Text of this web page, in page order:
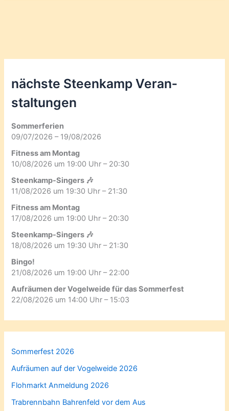
nächste Steenkamp Veran­
staltungen
Sommerferien
09/07/2026 – 19/08/2026
Fitness am Montag
10/08/2026 um 19:00 Uhr – 20:30
Steenkamp-Singers 🎶
11/08/2026 um 19:30 Uhr – 21:30
Fitness am Montag
17/08/2026 um 19:00 Uhr – 20:30
Steenkamp-Singers 🎶
18/08/2026 um 19:30 Uhr – 21:30
Bingo!
21/08/2026 um 19:00 Uhr – 22:00
Aufräumen der Vogelweide für das Sommerfest
22/08/2026 um 14:00 Uhr – 15:03
Sommerfest 2026
Aufräumen auf der Vogelweide 2026
Flohmarkt Anmeldung 2026
Trabrennbahn Bahrenfeld vor dem Aus